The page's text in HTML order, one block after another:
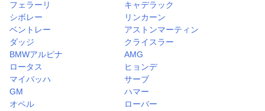
フェラーリ
キャデラック
シボレー
リンカーン
ベントレー
アストンマーティン
ダッジ
クライスラー
BMWアルピナ
AMG
ロータス
ヒョンデ
マイバッハ
サーブ
GM
ハマー
オペル
ローバー